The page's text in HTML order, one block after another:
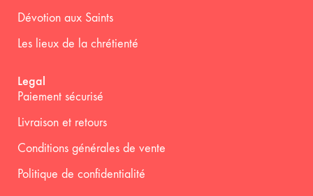
Dévotion aux Saints
Les lieux de la chrétienté
Legal
Paiement sécurisé
Livraison et retours
Conditions générales de vente
Politique de confidentialité